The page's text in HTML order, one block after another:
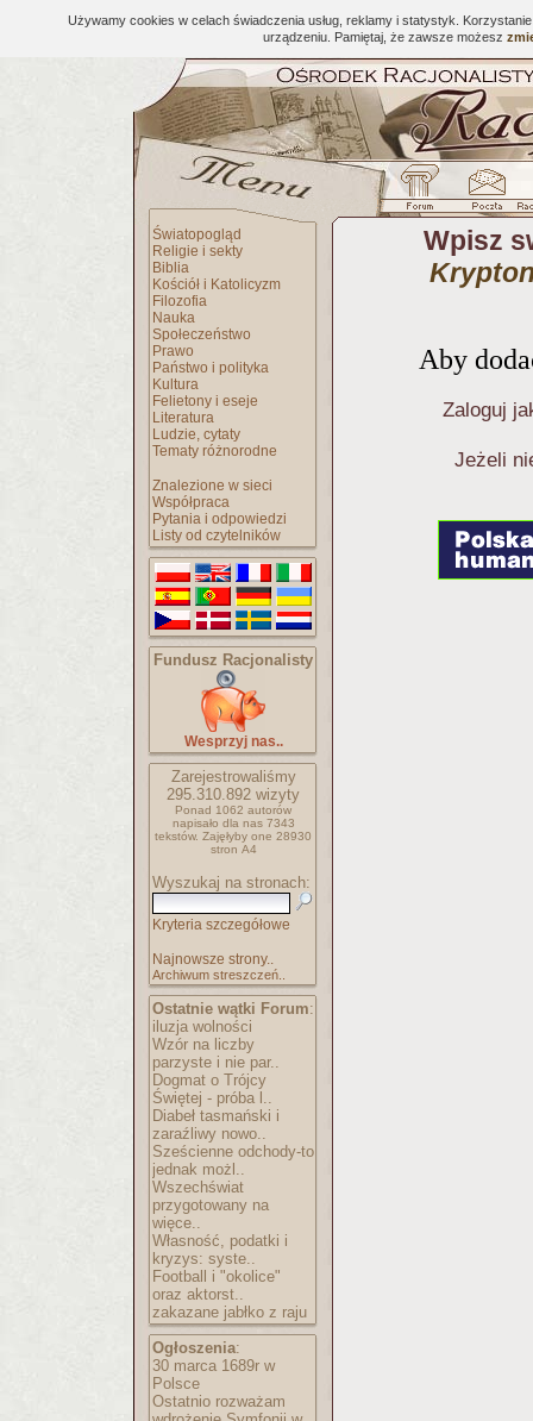
Używamy cookies w celach świadczenia usług, reklamy i statystyk.
urządzeniu. Pamiętaj, że zawsze możesz
Światopogląd
Religie i sekty
Biblia
Kościół i Katolicyzm
Filozofia
Nauka
Społeczeństwo
Prawo
Państwo i polityka
Kultura
Felietony i eseje
Literatura
Ludzie, cytaty
Tematy różnorodne
Znalezione w sieci
Współpraca
Pytania i odpowiedzi
Listy od czytelników
Fundusz Racjonalisty
Wesprzyj nas..
Zarejestrowaliśmy
295.310.892 wizyty
Ponad 1062 autorów
napisało dla nas 7343
tekstów. Zajęłyby one 28930
stron A4
Wyszukaj na stronach:
Kryteria szczegółowe
Najnowsze strony..
Archiwum streszczeń..
Ostatnie wątki Forum:
iluzja wolności
Wzór na liczby
parzyste i nie par..
Dogmat o Trójcy
Świętej - próba l..
Diabeł tasmański i
zaraźliwy nowo..
Sześcienne odchody-to
jednak możl..
Wszechświat
przygotowany na
więce..
Własność, podatki i
kryzys: syste..
Football i "okolice"
oraz aktorst..
zakazane jabłko z raju
Ogłoszenia:
30 marca 1689r w
Polsce
Ostatnio rozważam
Wpisz
Aby
Zaloguj
Jeżeli